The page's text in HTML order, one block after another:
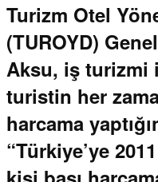
Turizm Otel
(TUROYD)
Aksu, iş turizmi
turistin her
harcama
“Türkiye’ye